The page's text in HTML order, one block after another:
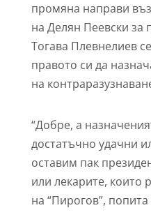
промяна направи
на Делян Пеевски за
Тогава Плевнелиев
правото си да
на
“Добре, а
достатъчно удачни
оставим пак
или лекарите, които
на “Пирогов”,